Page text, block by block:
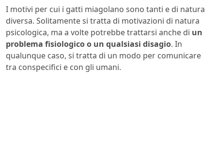
I motivi per cui i gatti miagolano sono tanti e di natura
diversa. Solitamente si tratta di motivazioni di natura
psicologica, ma a volte potrebbe trattarsi anche di un
problema fisiologico o un qualsiasi disagio. In
qualunque caso, si tratta di un modo per comunicare
tra conspecifici e con gli umani.